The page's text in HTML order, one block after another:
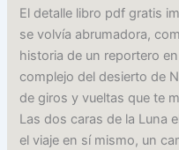
El detalle libro pdf gratis
se volvía abrumadora,
historia de un reportero
complejo del desierto de
de giros y vueltas que te
Las dos caras de la Luna
el viaje en sí mismo, un